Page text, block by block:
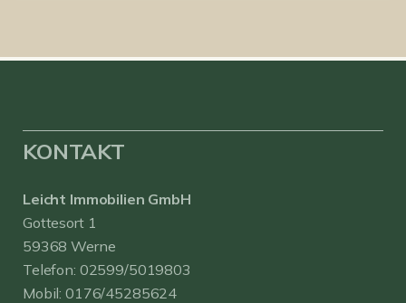
KONTAKT
Leicht Immobilien GmbH
Gottesort 1
59368 Werne
Telefon: 02599/5019803
Mobil: 0176/45285624